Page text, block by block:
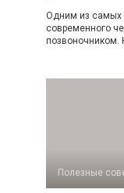
Одним из самых
современного
позвоночником.
Полезные